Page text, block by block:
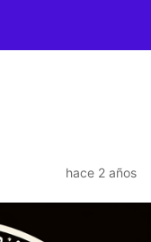
hace 2 años